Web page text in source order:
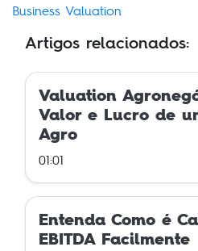
Business Valuation
Artigos relacionados:
Valuation
Valor e Lucro de
Agro
01:01
Entenda Como é
EBITDA Facilmente